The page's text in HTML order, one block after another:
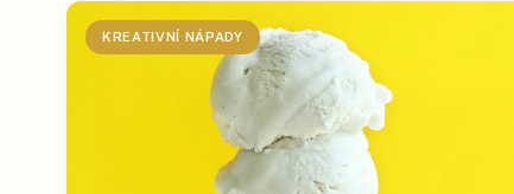
KREATIVNÍ NÁPADY